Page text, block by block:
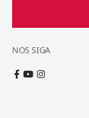
NOS SIGA